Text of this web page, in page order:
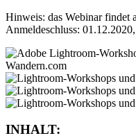
Hinweis: das Webinar findet
Anmeldeschluss:
INHALT: